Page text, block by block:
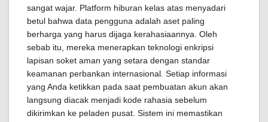
sangat wajar. Platform hiburan kelas atas menyadari
betul bahwa data pengguna adalah aset paling
berharga yang harus dijaga kerahasiaannya. Oleh
sebab itu, mereka menerapkan teknologi enkripsi
lapisan soket aman yang setara dengan standar
keamanan perbankan internasional. Setiap informasi
yang Anda ketikkan pada saat pembuatan akun akan
langsung diacak menjadi kode rahasia sebelum
dikirimkan ke peladen pusat. Sistem ini memastikan